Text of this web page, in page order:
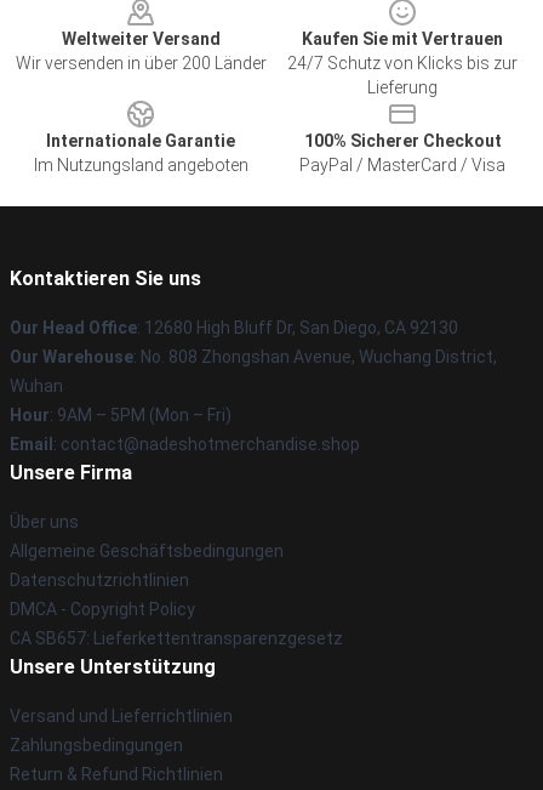
Weltweiter Versand
Wir versenden in über 200 Länder
Kaufen Sie mit Vertrauen
24/7 Schutz von Klicks bis zur
Lieferung
Internationale Garantie
Im Nutzungsland angeboten
100% Sicherer Checkout
PayPal / MasterCard / Visa
Kontaktieren Sie uns
Our Head Office: 12680 High Bluff Dr, San Diego, CA 92130
Our Warehouse: No. 808 Zhongshan Avenue, Wuchang District,
Wuhan
Hour: 9AM – 5PM (Mon – Fri)
Email : contact@nadeshotmerchandise.shop
Unsere Firma
Über uns
Allgemeine Geschäftsbedingungen
Datenschutzrichtlinien
DMCA - Copyright Policy
CA SB657: Lieferkettentransparenzgesetz
Unsere Unterstützung
Versand und Lieferrichtlinien
Zahlungsbedingungen
Return & Refund Richtlinien